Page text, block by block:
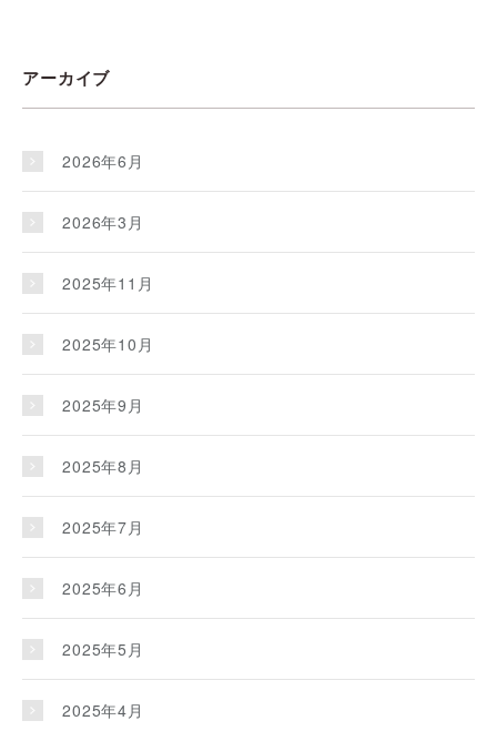
アーカイブ
2026年6月
2026年3月
2025年11月
2025年10月
2025年9月
2025年8月
2025年7月
2025年6月
2025年5月
2025年4月